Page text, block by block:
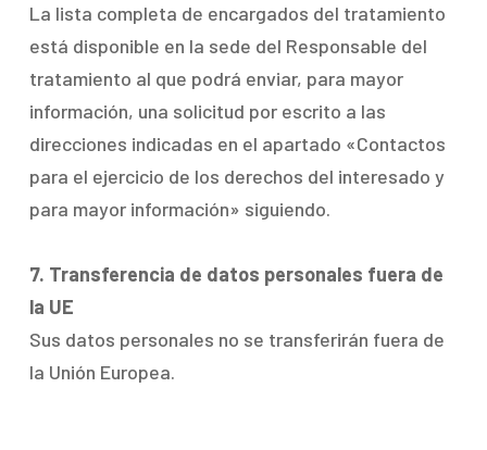
La lista completa de encargados del tratamiento
está disponible en la sede del Responsable del
tratamiento al que podrá enviar, para mayor
información, una solicitud por escrito a las
direcciones indicadas en el apartado «Contactos
para el ejercicio de los derechos del interesado y
para mayor información» siguiendo.
7. Transferencia de datos personales fuera de
la UE
Sus datos personales no se transferirán fuera de
la Unión Europea.